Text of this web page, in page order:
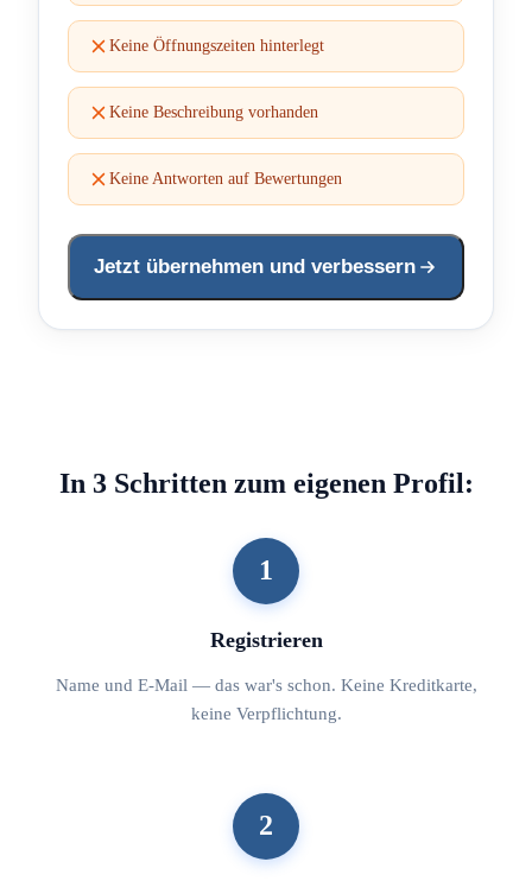
Keine Öffnungszeiten hinterlegt
Keine Beschreibung vorhanden
Keine Antworten auf Bewertungen
Jetzt übernehmen und verbessern
In 3 Schritten zum eigenen Profil:
1
Registrieren
Name und E-Mail — das war's schon. Keine Kreditkarte,
keine Verpflichtung.
2